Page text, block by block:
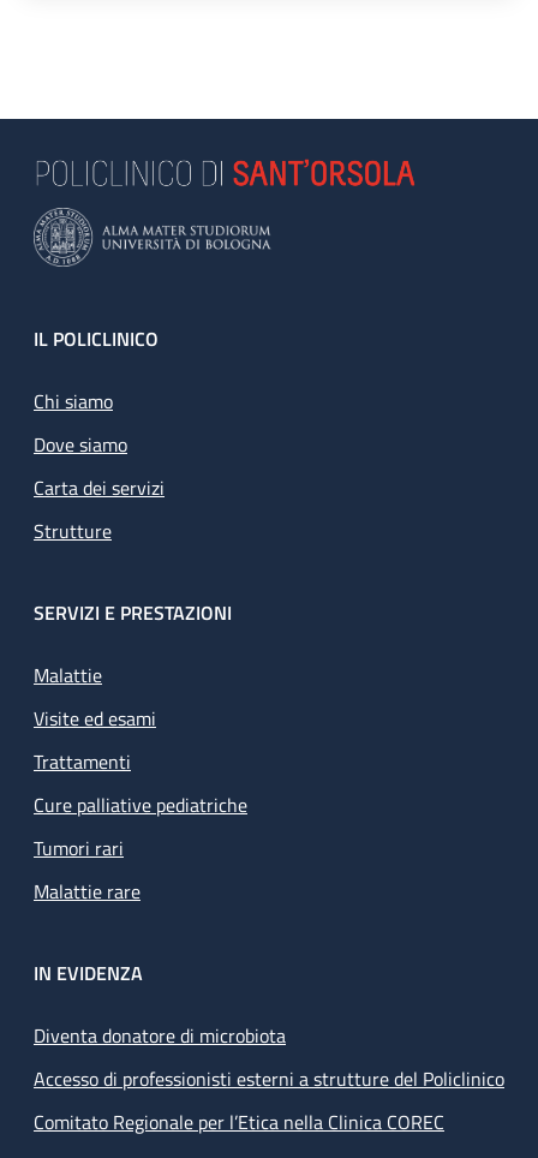
Footer
IL POLICLINICO
Chi siamo
Dove siamo
Carta dei servizi
Strutture
SERVIZI E PRESTAZIONI
Malattie
Visite ed esami
Trattamenti
Cure palliative pediatriche
Tumori rari
Malattie rare
IN EVIDENZA
Diventa donatore di microbiota
Accesso di professionisti esterni a strutture del Policlinico
Comitato Regionale per l’Etica nella Clinica COREC